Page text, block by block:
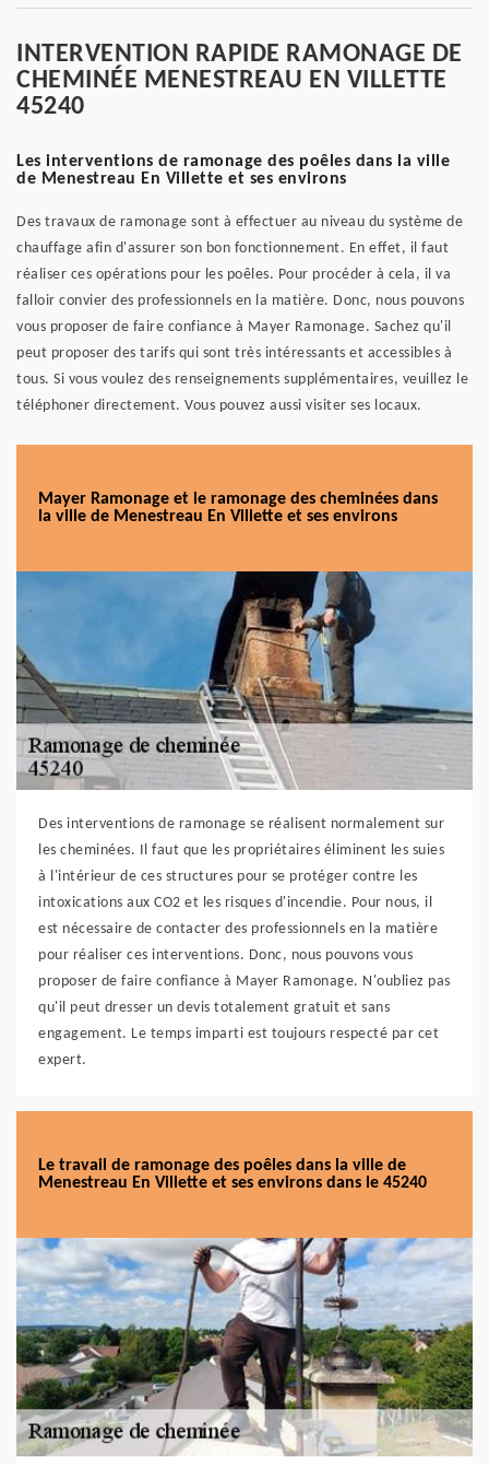
INTERVENTION RAPIDE RAMONAGE DE
CHEMINÉE MENESTREAU EN VILLETTE
45240
Les interventions de ramonage des poêles dans la ville
de Menestreau En Villette et ses environs
Des travaux de ramonage sont à effectuer au niveau du système de
chauffage afin d'assurer son bon fonctionnement. En effet, il faut
réaliser ces opérations pour les poêles. Pour procéder à cela, il va
falloir convier des professionnels en la matière. Donc, nous pouvons
vous proposer de faire confiance à Mayer Ramonage. Sachez qu'il
peut proposer des tarifs qui sont très intéressants et accessibles à
tous. Si vous voulez des renseignements supplémentaires, veuillez le
téléphoner directement. Vous pouvez aussi visiter ses locaux.
Mayer Ramonage et le ramonage des cheminées dans
la ville de Menestreau En Villette et ses environs
Des interventions de ramonage se réalisent normalement sur
les cheminées. Il faut que les propriétaires éliminent les suies
à l'intérieur de ces structures pour se protéger contre les
intoxications aux CO2 et les risques d'incendie. Pour nous, il
est nécessaire de contacter des professionnels en la matière
pour réaliser ces interventions. Donc, nous pouvons vous
proposer de faire confiance à Mayer Ramonage. N'oubliez pas
qu'il peut dresser un devis totalement gratuit et sans
engagement. Le temps imparti est toujours respecté par cet
expert.
Le travail de ramonage des poêles dans la ville de
Menestreau En Villette et ses environs dans le 45240